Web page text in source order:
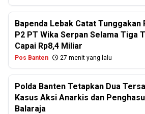
Bapenda Lebak Catat Tunggakan
P2 PT Wika Serpan Selama Tiga
Capai Rp8,4 Miliar
Pos Banten 27 menit yang lalu
Polda Banten Tetapkan Dua
Kasus Aksi Anarkis dan
Balaraja